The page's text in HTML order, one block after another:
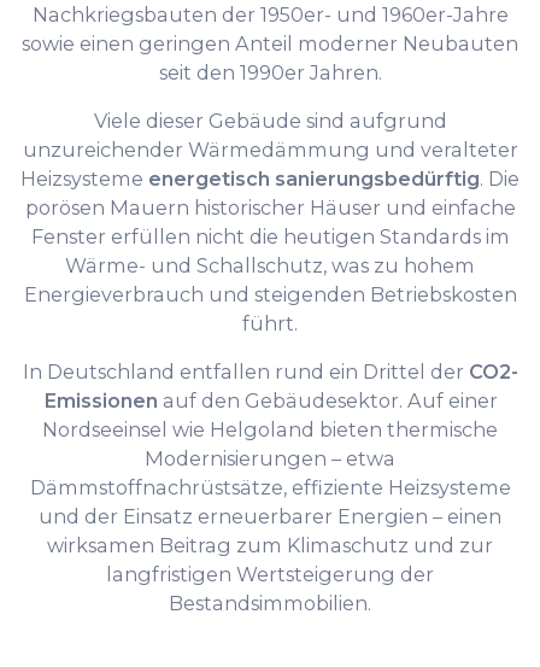
Nachkriegsbauten der 1950er- und 1960er-Jahre
sowie einen geringen Anteil moderner Neubauten
seit den 1990er Jahren.
Viele dieser Gebäude sind aufgrund
unzureichender Wärmedämmung und veralteter
Heizsysteme energetisch sanierungsbedürftig. Die
porösen Mauern historischer Häuser und einfache
Fenster erfüllen nicht die heutigen Standards im
Wärme- und Schallschutz, was zu hohem
Energieverbrauch und steigenden Betriebskosten
führt.
In Deutschland entfallen rund ein Drittel der CO2-
Emissionen auf den Gebäudesektor. Auf einer
Nordseeinsel wie Helgoland bieten thermische
Modernisierungen – etwa
Dämmstoffnachrüstsätze, effiziente Heizsysteme
und der Einsatz erneuerbarer Energien – einen
wirksamen Beitrag zum Klimaschutz und zur
langfristigen Wertsteigerung der
Bestandsimmobilien.